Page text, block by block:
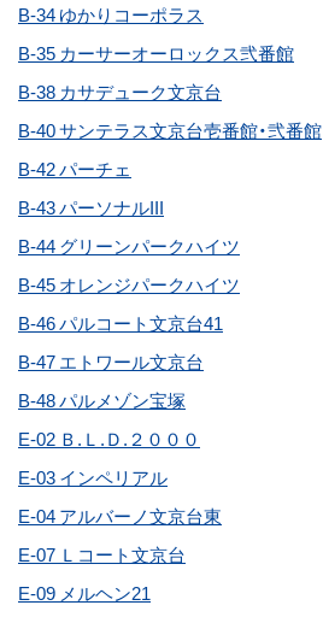
B-34 ゆかりコーポラス
B-35 カーサーオーロックス弐番館
B-38 カサデューク文京台
B-40 サンテラス文京台壱番館・弐番館
B-42 パーチェ
B-43 パーソナルIII
B-44 グリーンパークハイツ
B-45 オレンジパークハイツ
B-46 パルコート文京台41
B-47 エトワール文京台
B-48 パルメゾン宝塚
E-02 Ｂ.Ｌ.Ｄ.２０００
E-03 インペリアル
E-04 アルバーノ文京台東
E-07 Ｌコート文京台
E-09 メルヘン21